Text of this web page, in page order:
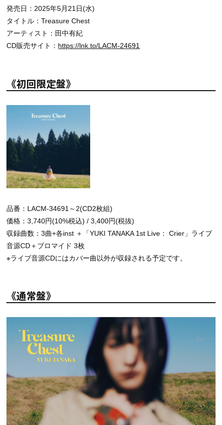
発売日：2025年5月21日(水)
タイトル：Treasure Chest
アーティスト：田中有紀
CD販売サイト： https://lnk.to/LACM-24691
《初回限定盤》
品番：LACM-34691～2(CD2枚組)
価格：3,740円(10%税込) / 3,400円(税抜)
収録曲数：3曲+各inst ＋「YUKI TANAKA 1st Live： Crier」ライブ
音源CD＋ブロマイド 3枚
※ライブ音源CDにはカバー曲以外が収録される予定です。
《通常盤》